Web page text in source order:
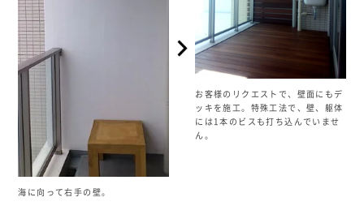
海に向って右手の壁。
お客様のリクエストで、壁面にもデ
ッキを施工。特殊工法で、壁、躯体
には1本のビスも打ち込んでいませ
ん。